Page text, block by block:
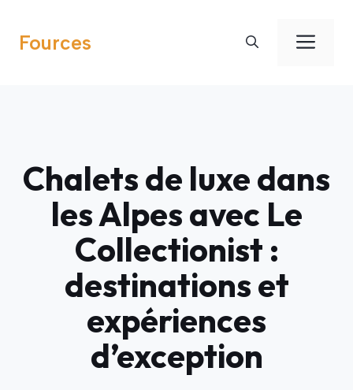
contenu
Fources
Chalets de luxe dans
les Alpes avec Le
Collectionist :
destinations et
expériences
d’exception